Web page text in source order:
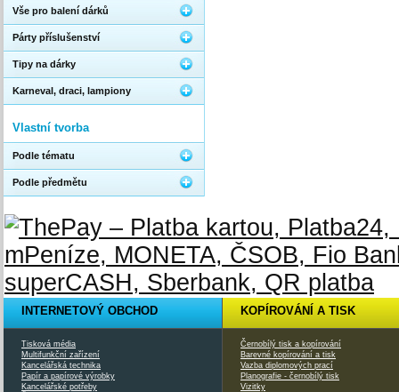
Vše pro balení dárků
Párty příslušenství
Tipy na dárky
Karneval, draci, lampiony
Vlastní tvorba
Podle tématu
Podle předmětu
INTERNETOVÝ OBCHOD
Tisková média
Multifunkční zařízení
Kancelářská technika
Papír a papírové výrobky
Kancelářské potřeby
KOPÍROVÁNÍ A TISK
Černobílý tisk a kopírování
Barevné kopírování a tisk
Vazba diplomových prací
Planografie - černobílý tisk
Vizitky